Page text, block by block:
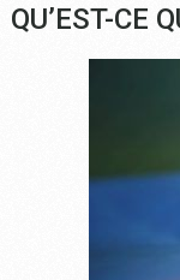
QU’EST-CE